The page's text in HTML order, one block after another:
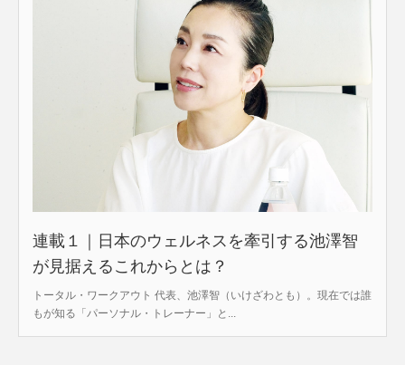
連載１｜日本のウェルネスを牽引する池澤智
が見据えるこれからとは？
トータル・ワークアウト 代表、池澤智（いけざわとも）。現在では誰
もが知る「パーソナル・トレーナー」と...